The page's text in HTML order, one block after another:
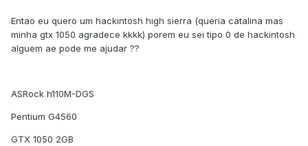
Entao eu quero um hackintosh high sierra (queria catalina mas
minha gtx 1050 agradece kkkk) porem eu sei tipo 0 de hackintosh
alguem ae pode me ajudar ??
ASRock h110M-DGS
Pentium G4560
GTX 1050 2GB